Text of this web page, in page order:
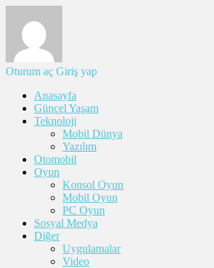
Oturum aç Giriş yap
Anasayfa
Güncel Yaşam
Teknoloji
Mobil Dünya
Yazılım
Otomobil
Oyun
Konsol Oyun
Mobil Oyun
PC Oyun
Sosyal Medya
Diğer
Uygulamalar
Video